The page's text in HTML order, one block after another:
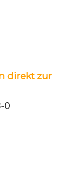
direkt zur
0